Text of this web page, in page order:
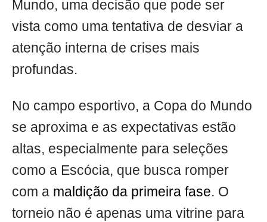
Mundo, uma decisão que pode ser
vista como uma tentativa de desviar a
atenção interna de crises mais
profundas.
No campo esportivo, a Copa do Mundo
se aproxima e as expectativas estão
altas, especialmente para seleções
como a Escócia, que busca romper
com a maldição da primeira fase. O
torneio não é apenas uma vitrine para